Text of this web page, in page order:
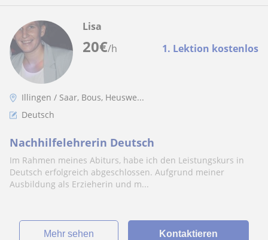
20€/h 1. Lektion kostenlos
Lisa
Illingen / Saar, Bous, Heuswe...
Deutsch
Nachhilfelehrerin Deutsch
Im Rahmen meines Abiturs, habe ich den Leistungskurs in
Deutsch erfolgreich abgeschlossen. Aufgrund meiner
Ausbildung als Erzieherin und m...
Mehr sehen Kontaktieren